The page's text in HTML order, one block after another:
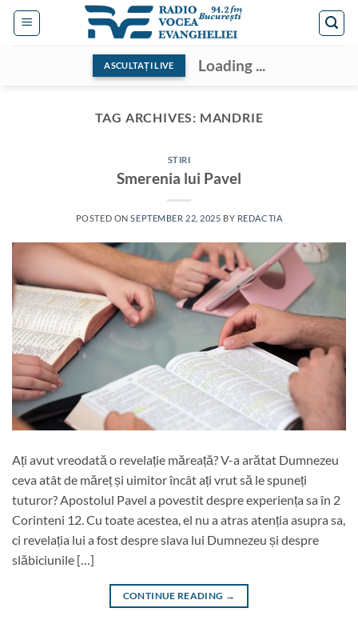
Skip
ASCULTAȚI LIVE Loading ...
TAG ARCHIVES: MANDRIE
STIRI
Smerenia lui Pavel
POSTED ONSEPTEMBER 22, 2025 BY REDACTIA
Ați avut vreodată o revelație măreață? V-a arătat Dumnezeu
ceva atât de măreț și uimitor încât ați vrut să le spuneți
tuturor? Apostolul Pavel a povestit despre experiența sa în 2
Corinteni 12. Cu toate acestea, el nu a atras atenția asupra sa,
ci revelația lui a fost despre slava lui Dumnezeu și despre
slăbiciunile […]
CONTINUE READING →